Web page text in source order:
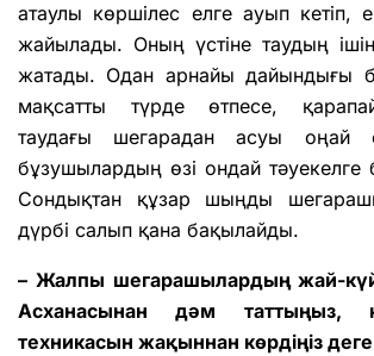
атаулы көршілес елге ауып кетіп,
жайылады. Оның үстіне таудың
жатады. Одан арнайы дайындығы
мақсатты түрде өтпесе,
таудағы шегарадан асуы оңай
бұзушылардың өзі ондай тәуекелге
Сондықтан құзар шыңды
дүрбі салып қана бақылайды.
– Жалпы шегарашылардың жай-
Асханасынан дәм таттыңыз,
техникасын жақыннан көрдіңіз